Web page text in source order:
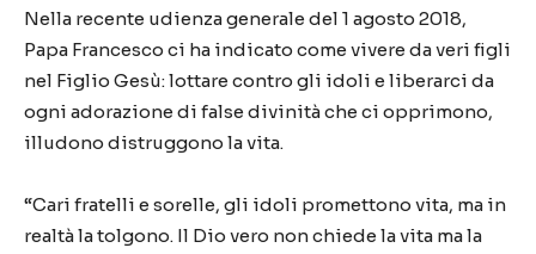
Nella recente udienza generale del 1 agosto 2018,
Papa Francesco ci ha indicato come vivere da veri figli
nel Figlio Gesù: lottare contro gli idoli e liberarci da
ogni adorazione di false divinità che ci opprimono,
illudono distruggono la vita.
“Cari fratelli e sorelle, gli idoli promettono vita, ma in
realtà la tolgono. Il Dio vero non chiede la vita ma la